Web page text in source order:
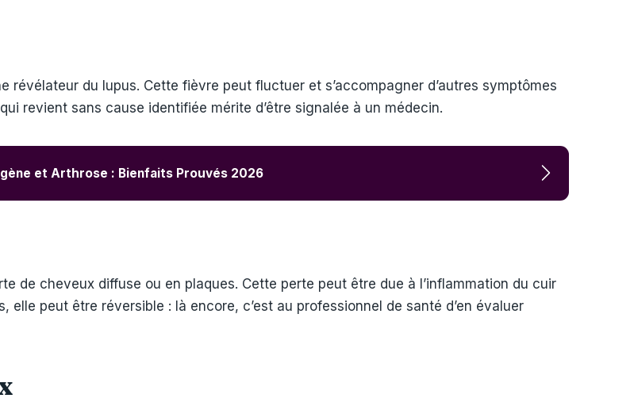
du lupus. Cette fièvre peut fluctuer et s’accompagner d’autres symptômes
revient sans cause identifiée mérite d’être signalée à un médecin.
et Arthrose : Bienfaits Prouvés 2026
de cheveux diffuse ou en plaques. Cette perte peut être due à l’inflammation du cuir
peut être réversible : là encore, c’est au professionnel de santé d’en évaluer